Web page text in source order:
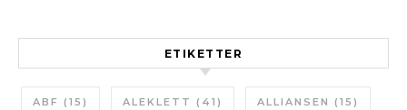
ETIKETTER
ABF (15) ALEKLETT (41) ALLIANSEN (15)